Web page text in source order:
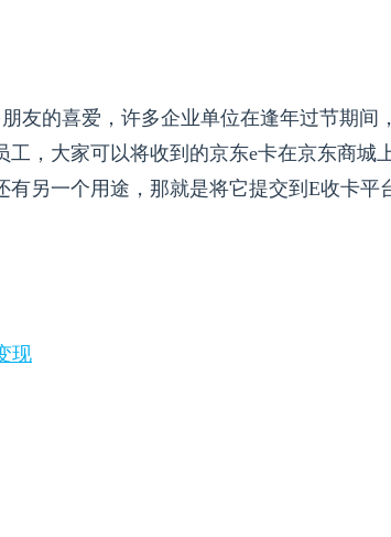
友的喜爱，许多企业单位在逢年过节期间
，大家可以将收到的京东e卡在京东商城
另一个用途，那就是将它提交到E收卡平
现